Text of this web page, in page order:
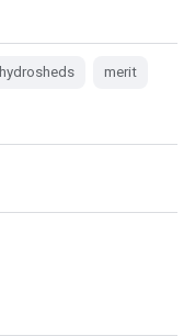
hydrosheds merit